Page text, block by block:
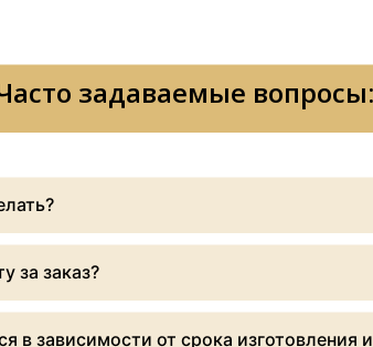
задаваемые вопросы:
днём.
за заказ?
в день самовывоза/доставки.
в зависимости от срока изготовления